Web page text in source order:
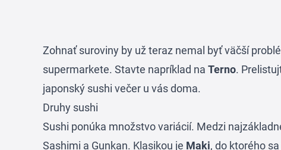
Zohnať suroviny by už teraz nemal byť väčší
supermarkete. Stavte napríklad na Terno.
japonský sushi večer u vás doma.
Druhy sushi
Sushi ponúka množstvo variácií. Medzi
Sashimi a Gunkan. Klasikou je Maki, do ktorého